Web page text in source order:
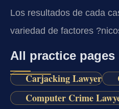
Los resultados de cada
variedad de factores
All practice pages
Carjacking Lawyer
Computer Crime